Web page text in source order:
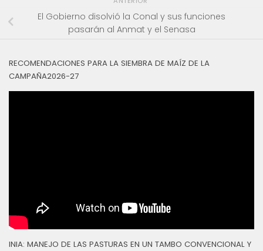
El Gobierno disolvió la Conal y sus funciones
pasarán al Anmat y el Senasa
RECOMENDACIONES PARA LA SIEMBRA DE MAÍZ DE LA
CAMPAÑA2026-27
INIA: MANEJO DE LAS PASTURAS EN UN TAMBO CONVENCIONAL Y